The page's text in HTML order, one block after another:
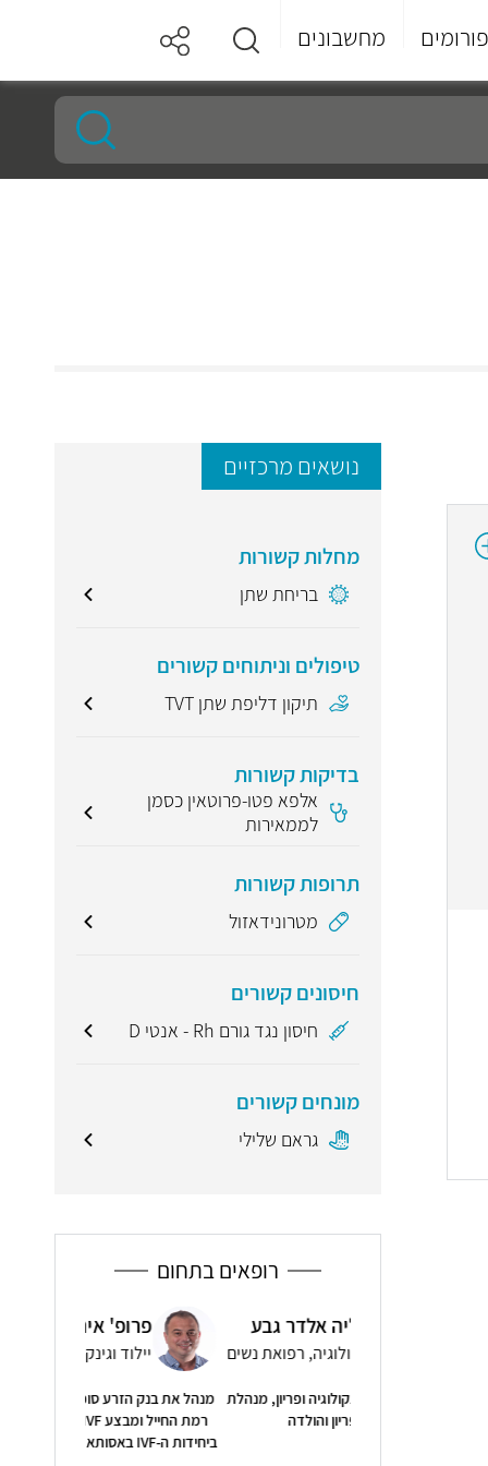
פורומים מחשבונים
נושאים מרכזיים
מחלות קשורות
בריחת שתן
טיפולים וניתוחים קשורים
תיקון דליפת שתן TVT
בדיקות קשורות
אלפא פטו-פרוטאין כסמן
לממאירות
תרופות קשורות
מטרונידאזול
חיסונים קשורים
חיסון נגד גורם Rh - אנטי D
מונחים קשורים
גראם שלילי
רופאים בתחום
פרופ' איתי גת
יילוד וגינקולוגיה, רפואת נשים
מנהל את בנק הזרע סופרם בבית חולים אסותא
רמת החייל ומבצע IVF וניתוחים לחיפושי זרע